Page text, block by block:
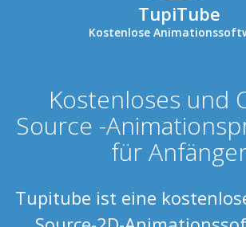
TupiTube
Kostenlose
Kostenloses und
Source -
für
Tupitube ist eine